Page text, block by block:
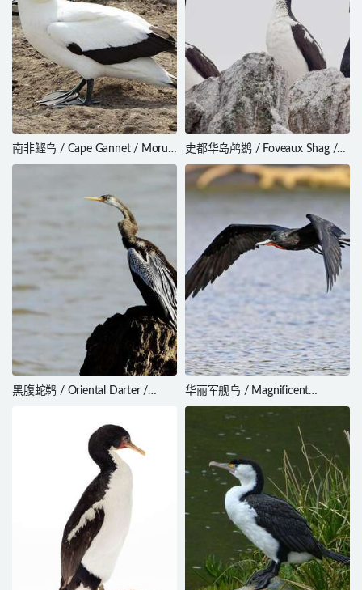
南非鲣鸟 / Cape Gannet / Morus
capensis
史都华岛鸬鹚 / Foveaux Shag /
Leucocarbo stewarti
黑腹蛇鹈 / Oriental Darter /
华丽军舰鸟 / Magnificent
Frigatebird / Fregata magnificens